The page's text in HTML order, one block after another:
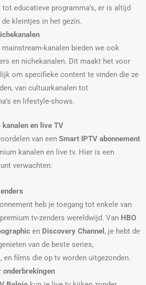
educatieve programma’s, er is altijd
kleintjes in het gezin.
kanalen bieden we ook
en nichekanalen. Dit maakt het voor
om specifieke content te vinden die ze
van cultuurkanalen tot
en lifestyle-shows.
en live TV
van een Smart IPTV abonnement
kanalen en live tv. Hier is een
verwachten:
heb je toegang tot enkele van
tv-zenders wereldwijd. Van HBO
en Discovery Channel , je hebt de
van de beste series,
en films die op tv worden uitgezonden.
onderbrekingen